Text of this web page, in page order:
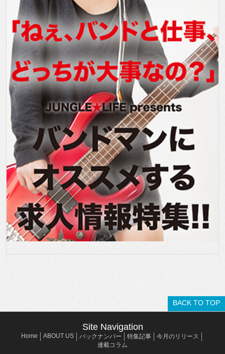
BACK TO TOP
Site Navigation
Home ABOUT US バックナンバー 特集記事
今月のリリース
連載コラム